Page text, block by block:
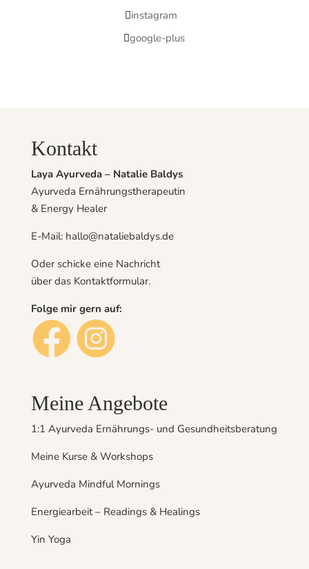
instagram
google-plus
Kontakt
Laya Ayurveda – Natalie Baldys
Ayurveda Ernährungstherapeutin
& Energy Healer
E-Mail: hallo@nataliebaldys.de
Oder schicke eine Nachricht
über das Kontaktformular.
Folge mir gern auf:
Meine Angebote
1:1 Ayurveda Ernährungs- und Gesundheitsberatung
Meine Kurse & Workshops
Ayurveda Mindful Mornings
Energiearbeit – Readings & Healings
Yin Yoga